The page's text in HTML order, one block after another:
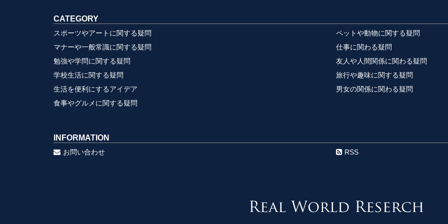
ちょっとしたプレゼン...
宝くじが当たる
宝くじを当てて一攫
彼女の携帯がロ
それまではそんなこ
CATEGORY
スポーツやアートに関する疑問
ペットや動物に関する疑問
マナーや一般常識に関する疑問
仕事に関わる疑問
勉強や学問に関する疑問
友人や人間関係に関わる疑問
学校生活に関する疑問
旅行や趣味に関する疑問
生活を便利にするアイデア
男女の関係に関わる疑問
食事やグルメに関する疑問
INFORMATION
お問い合わせ RSS